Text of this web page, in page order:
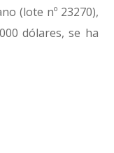
(lote nº 23270),
dólares, se ha